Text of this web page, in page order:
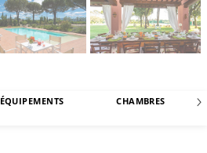
ÉQUIPEMENTS CHAMBRES